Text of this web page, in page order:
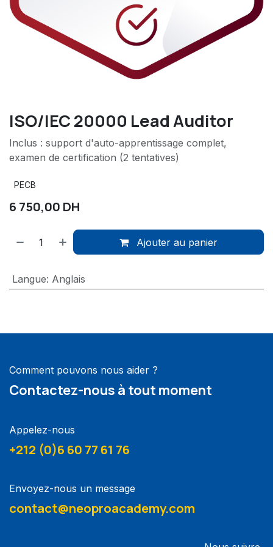
ISO/IEC 20000 Lead Auditor
Inclus : support d'auto-apprentissage complet,
examen de certification (2 tentatives)
PECB
6 750,00 DH
Ajouter au panier
Langue: Anglais
Comment pouvons nous aider ?
Contactez-nous à tout moment
Appelez-nous
+212 (0)6 60 77 61 76
Envoyez-nous un message
contact@neoproacademy.com